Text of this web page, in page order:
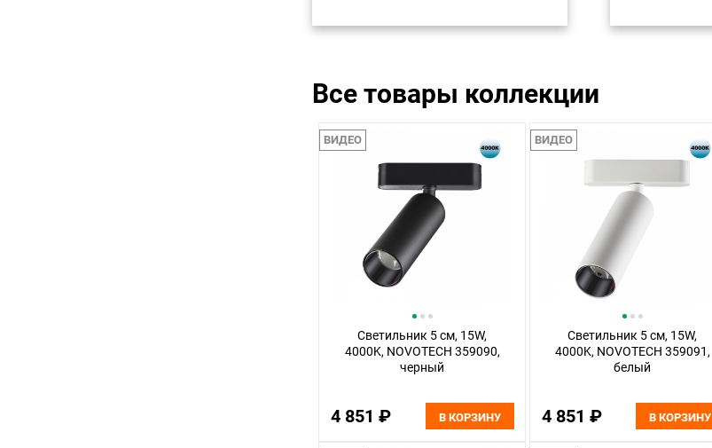
Все товары коллекции
ВИДЕО
Светильник 5 см, 15W,
4000K, NOVOTECH 359090,
черный
4 851 ₽ В КОРЗИНУ
ВИДЕО
Светильник 5 см, 15W,
4000K, NOVOTECH 359091,
белый
4 851 ₽ В КОРЗИНУ